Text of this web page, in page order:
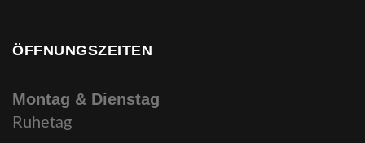
ÖFFNUNGSZEITEN
Montag & Dienstag
Ruhetag